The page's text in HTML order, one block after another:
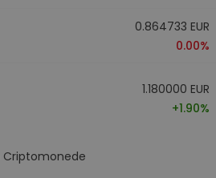
0.864733 EUR
0.00%
1.180000 EUR
+1.90%
Criptomonede